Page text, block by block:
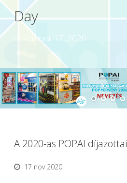
Day
november 17, 2020
A 2020-as POPAI díjazottai
17 nov 2020